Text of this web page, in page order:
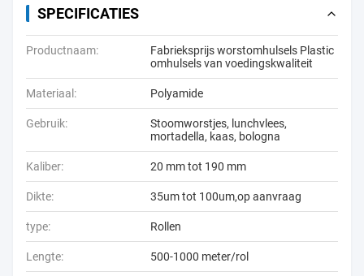
SPECIFICATIES
Productnaam:
Fabrieksprijs worstomhulsels Plastic
omhulsels van voedingskwaliteit
Materiaal: Polyamide
Gebruik:
Stoomworstjes, lunchvlees,
mortadella, kaas, bologna
Kaliber: 20 mm tot 190 mm
Dikte: 35um tot 100um,op aanvraag
type: Rollen
Lengte: 500-1000 meter/rol